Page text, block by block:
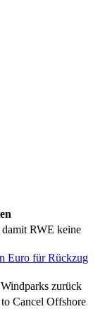
RWE keine
Euro für Rückzug
zurück
Cancel Offshore